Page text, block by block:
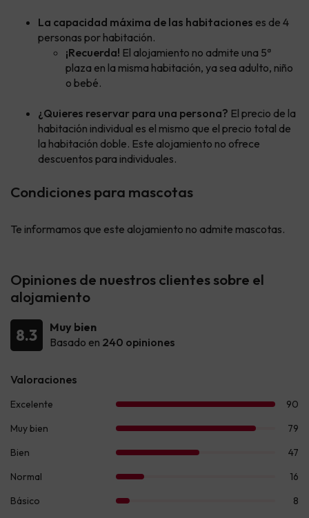
La capacidad máxima de las habitaciones es de 4
personas por habitación.
¡Recuerda! El alojamiento no admite una 5ª
plaza en la misma habitación, ya sea adulto, niño
o bebé.
¿Quieres reservar para una persona? El precio de la
habitación individual es el mismo que el precio total de
la habitación doble. Este alojamiento no ofrece
descuentos para individuales.
Condiciones para mascotas
Te informamos que este alojamiento no admite mascotas.
Opiniones de nuestros clientes sobre el
alojamiento
8.3
Muy bien
Basado en 240 opiniones